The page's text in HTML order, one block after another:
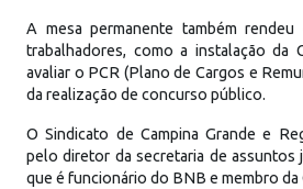
A mesa permanente também
trabalhadores, como a instalação da
avaliar o PCR (Plano de Cargos e
da realização de concurso público.
O Sindicato de Campina Grande e
pelo diretor da secretaria de assuntos
que é funcionário do BNB e membro da